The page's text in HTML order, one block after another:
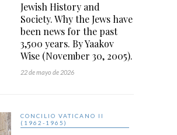
Jewish History and
Society. Why the Jews have
been news for the past
3,500 years. By Yaakov
Wise (November 30, 2005).
22 de mayo de 2026
CONCILIO VATICANO II
(1962-1965)